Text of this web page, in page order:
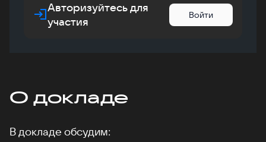
Авторизуйтесь для
участия
Войти
О докладе
В докладе обсудим: